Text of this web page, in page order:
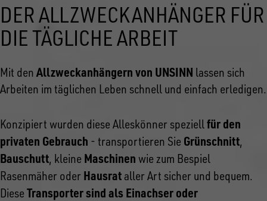
DER ALLZWECKANHÄNGER FÜR
DIE TÄGLICHE ARBEIT
Mit den Allzweckanhängern von UNSINN lassen sich
Arbeiten im täglichen Leben schnell und einfach erledigen.
Konzipiert wurden diese Alleskönner speziellfür den
privaten Gebrauch - transportieren Sie Grünschnitt,
Bauschutt, kleine Maschinen wie zum Bespiel
Rasenmäher oder Hausrat aller Art sicher und bequem.
Diese Transporter sind als Einachser oder